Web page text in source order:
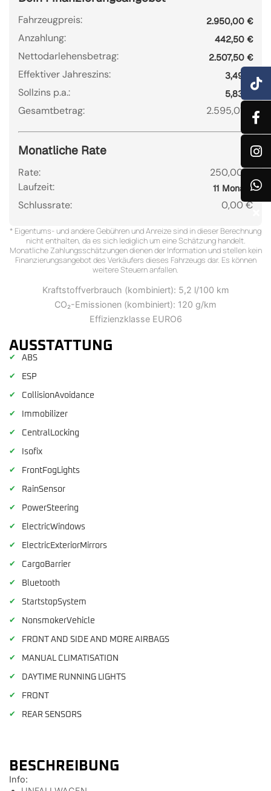
Fahrzeugpreis: 2.950,00 €
Anzahlung: 442,50 €
Nettodarlehensbetrag: 2.507,50 €
Effektiver Jahreszins: 3,49 %
Sollzins p.a.: 5,83 %
Gesamtbetrag: 2.595,01 €
Monatliche Rate
Rate:
250,00 €
Laufzeit:
11 Monate
Schlussrate: 0,00 €
* Eigentums- und andere Gebühren und Anreize sind in dieser Berechnung
nicht enthalten, da es sich lediglich um eine Schätzung handelt.
Monatliche Zahlungsschätzungen dienen der Information und stellen kein
Finanzierungsangebot des Verkäufers dieses Fahrzeugs dar. Es können
weitere Steuern anfallen.
Kraftstoffverbrauch (kombiniert): 5,2 l/100 km
CO₂-Emissionen (kombiniert): 120 g/km
Effizienzklasse EURO6
AUSSTATTUNG
✔ ABS
✔ ESP
✔ CollisionAvoidance
✔ Immobilizer
✔ CentralLocking
✔ Isofix
✔ FrontFogLights
✔ RainSensor
✔ PowerSteering
✔ ElectricWindows
✔ ElectricExteriorMirrors
✔ CargoBarrier
✔ Bluetooth
✔ StartstopSystem
✔ NonsmokerVehicle
✔ FRONT AND SIDE AND MORE AIRBAGS
✔ MANUAL CLIMATISATION
✔ DAYTIME RUNNING LIGHTS
✔ FRONT
✔ REAR SENSORS
BESCHREIBUNG
Info: